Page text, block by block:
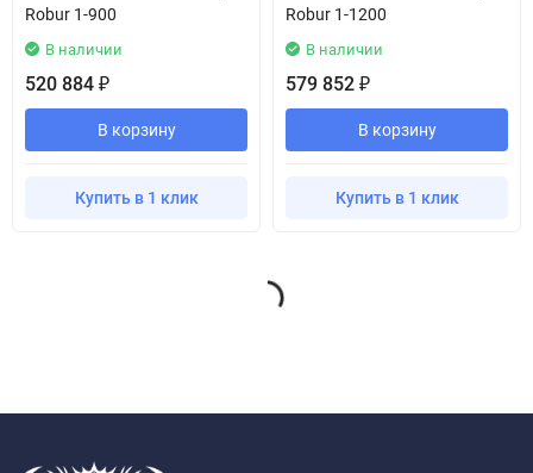
Robur 1-900
В наличии
520 884 ₽
В корзину
Купить в 1 клик
Robur 1-1200
В наличии
579 852 ₽
В корзину
Купить в 1 клик